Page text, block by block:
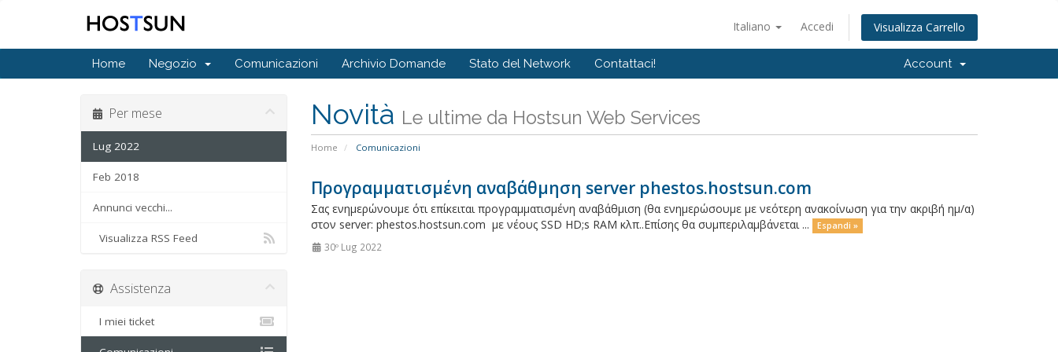
Italiano Accedi Visualizza Carrello
Home Negozio Comunicazioni Archivio Domande Stato del Network Contattaci! Account
Novità Le ultime da Hostsun Web Services
Home Comunicazioni
Per mese
Lug 2022
Feb 2018
Annunci vecchi...
Visualizza RSS Feed
Προγραμματισμένη αναβάθμηση server phestos.hostsun.com
Σας ενημερώνουμε ότι επίκειται προγραμματισμένη αναβάθμιση (θα ενημερώσουμε με νεότερη ανακοίνωση για την ακριβή ημ/α)
στον server: phestos.hostsun.com με νέους SSD HD;s RAM κλπ..Επίσης θα συμπεριλαμβάνεται ...
Espandi »
30º Lug 2022
Assistenza
I miei ticket